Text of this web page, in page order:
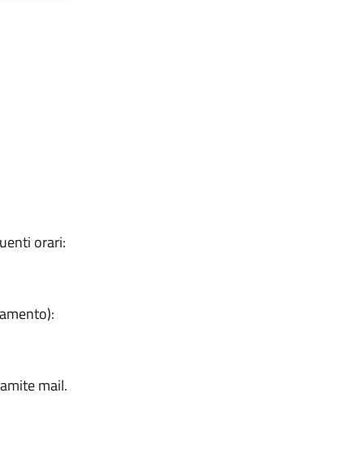
orari:
mail.